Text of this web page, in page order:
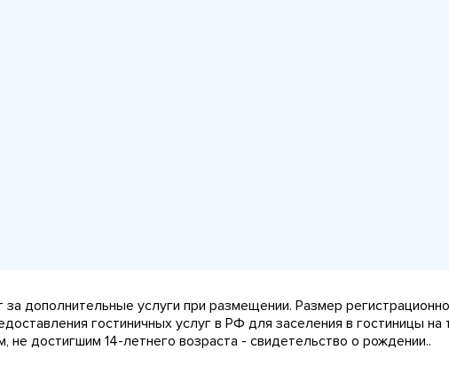
дополнительные услуги при размещении. Размер
гостиничных услуг в РФ для заселения в гостиницы
достигшим 14-летнего возраста - свидетельство о рождении..